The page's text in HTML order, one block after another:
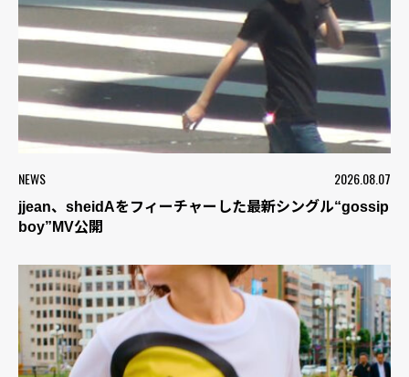
NEWS 2026.08.07
jjean、sheidAをフィーチャーした最新シングル“gossip
boy”MV公開